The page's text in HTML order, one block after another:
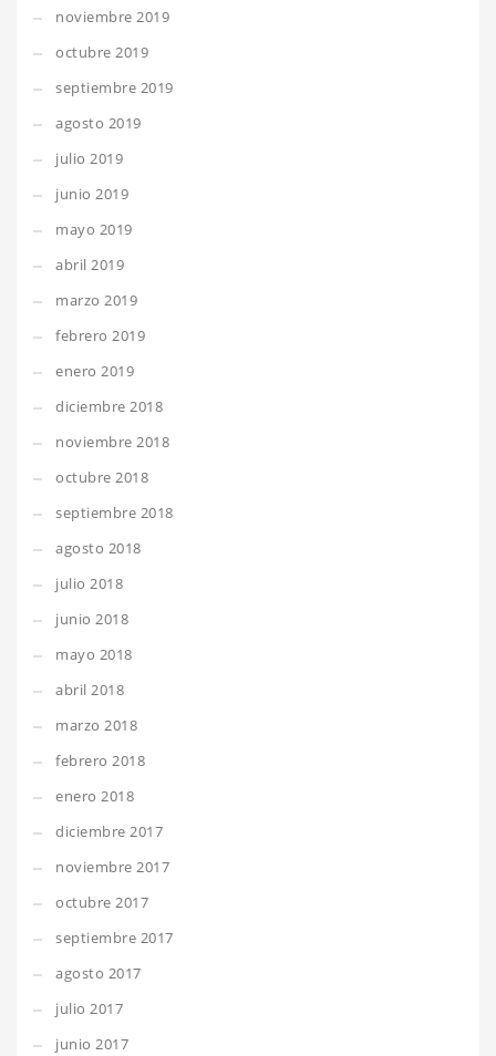
noviembre 2019
octubre 2019
septiembre 2019
agosto 2019
julio 2019
junio 2019
mayo 2019
abril 2019
marzo 2019
febrero 2019
enero 2019
diciembre 2018
noviembre 2018
octubre 2018
septiembre 2018
agosto 2018
julio 2018
junio 2018
mayo 2018
abril 2018
marzo 2018
febrero 2018
enero 2018
diciembre 2017
noviembre 2017
octubre 2017
septiembre 2017
agosto 2017
julio 2017
junio 2017